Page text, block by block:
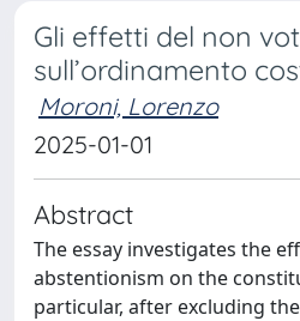
Gli effetti del non
sull’ordinamento
Moroni, Lorenzo
2025-01-01
Abstract
The essay investigates the
abstentionism on the
particular, after excluding